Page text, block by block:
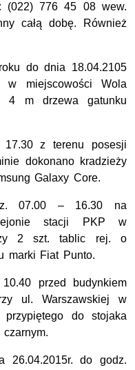
(022) 776 45 08 wew.
całą dobę. Również
do dnia 18.04.2105
miejscowości Wola
4 m drzewa gatunku
z terenu posesji
dokonano kradzieży
Galaxy Core.
07.00 – 16.30 na
stacji PKP w
2 szt. tablic rej. o
marki Fiat Punto.
przed budynkiem
ul. Warszawskiej w
przypiętego do stojaka
26.04.2015r. do godz.